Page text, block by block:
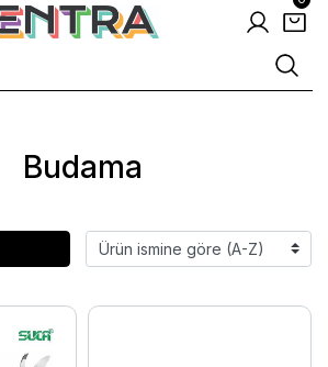
Budama